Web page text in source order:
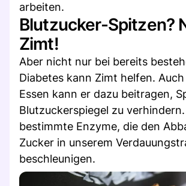
arbeiten.
Blutzucker-Spitzen?
Zimt!
Aber nicht nur bei bereits
Diabetes kann Zimt helfen.
Essen kann er dazu beitragen,
Blutzuckerspiegel zu
bestimmte Enzyme, die den
Zucker in unserem
beschleunigen.